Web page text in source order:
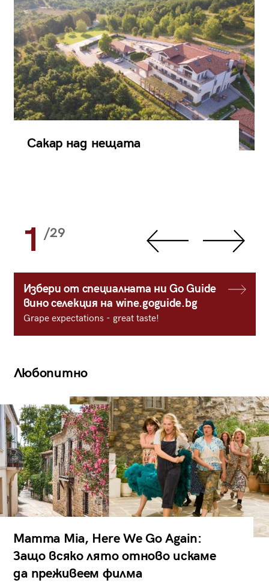
Сакар над нещата
1 /29
Избери от специалната ни Go Guide
вино селекция на wine.goguide.bg
Grape expectations - great taste!
Любопитно
Mamma Mia, Here We Go Again:
Защо всяко лято отново искаме
да преживеем филма